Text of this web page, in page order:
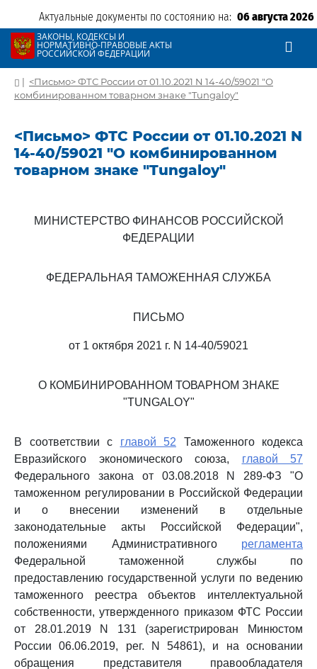
Актуальные документы по состоянию на: 06 августа 2026
ЗАКОНЫ, КОДЕКСЫ И
НОРМАТИВНО-ПРАВОВЫЕ АКТЫ
РОССИЙСКОЙ ФЕДЕРАЦИИ
| <Письмо> ФТС России от 01.10.2021 N 14-40/59021 "О
комбинированном товарном знаке "Tungaloy"
<Письмо> ФТС России от 01.10.2021 N
14-40/59021 "О комбинированном
товарном знаке "Tungaloy"
МИНИСТЕРСТВО ФИНАНСОВ РОССИЙСКОЙ
ФЕДЕРАЦИИ
ФЕДЕРАЛЬНАЯ ТАМОЖЕННАЯ СЛУЖБА
ПИСЬМО
от 1 октября 2021 г. N 14-40/59021
О КОМБИНИРОВАННОМ ТОВАРНОМ ЗНАКЕ
"TUNGALOY"
В соответствии с главой 52 Таможенного кодекса
Евразийского экономического союза, главой 57
Федерального закона от 03.08.2018 N 289-ФЗ "О
таможенном регулировании в Российской Федерации
и о внесении изменений в отдельные
законодательные акты Российской Федерации",
положениями Административного регламента
Федеральной таможенной службы по
предоставлению государственной услуги по ведению
таможенного реестра объектов интеллектуальной
собственности, утвержденного приказом ФТС России
от 28.01.2019 N 131 (зарегистрирован Минюстом
России 06.06.2019, рег. N 54861), и на основании
обращения представителя правообладателя